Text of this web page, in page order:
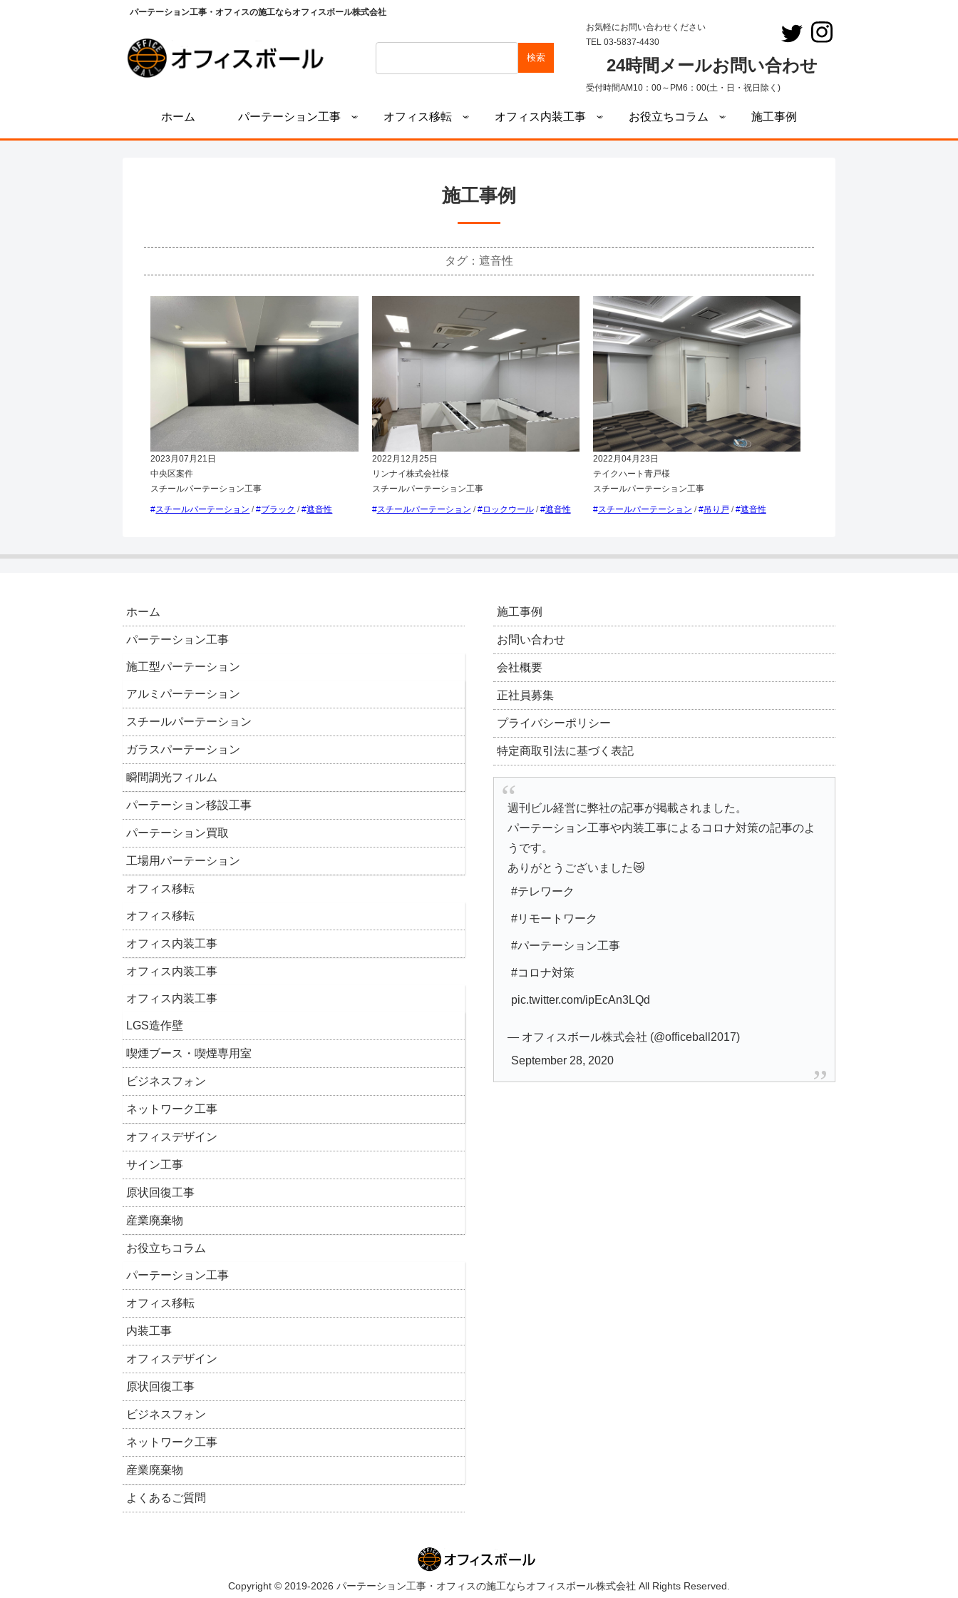
パーテーション工事・オフィスの施工ならオフィスボール株式会社
検索
お気軽にお問い合わせください
TEL 03-5837-4430
24時間メールお問い合わせ
受付時間AM10：00～PM6：00(土・日・祝日除く)
ホーム パーテーション工事 オフィス移転 オフィス内装工事 お役立ちコラム 施工事例
施工事例
タグ：遮音性
2023月07月21日
中央区案件
スチールパーテーション工事
スチールパーテーション / ブラック / 遮音性
2022月12月25日
リンナイ株式会社様
スチールパーテーション工事
スチールパーテーション / ロックウール/ 遮音性
2022月04月23日
テイクハート青戸様
スチールパーテーション工事
スチールパーテーション / 吊り戸/ 遮音性
ホーム
パーテーション工事
施工型パーテーション
アルミパーテーション
スチールパーテーション
ガラスパーテーション
瞬間調光フィルム
パーテーション移設工事
パーテーション買取
工場用パーテーション
オフィス移転
オフィス移転
オフィス内装工事
オフィス内装工事
オフィス内装工事
LGS造作壁
喫煙ブース・喫煙専用室
ビジネスフォン
ネットワーク工事
オフィスデザイン
サイン工事
原状回復工事
産業廃棄物
お役立ちコラム
パーテーション工事
オフィス移転
内装工事
オフィスデザイン
原状回復工事
ビジネスフォン
ネットワーク工事
産業廃棄物
よくあるご質問
施工事例
お問い合わせ
会社概要
正社員募集
プライバシーポリシー
特定商取引法に基づく表記
週刊ビル経営に弊社の記事が掲載されました。
パーテーション工事や内装工事によるコロナ対策の記事のよ
うです。
ありがとうございました😿
#テレワーク
#リモートワーク
#パーテーション工事
#コロナ対策
pic.twitter.com/ipEcAn3LQd
— オフィスボール株式会社 (@officeball2017)
September 28, 2020
Copyright © 2019-2026 パーテーション工事・オフィスの施工ならオフィスボール株式会社 All Rights Reserved.